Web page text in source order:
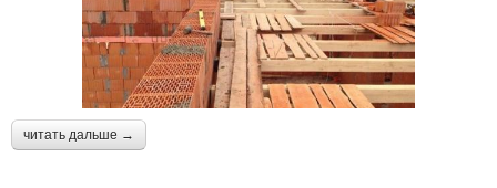
читать дальше →